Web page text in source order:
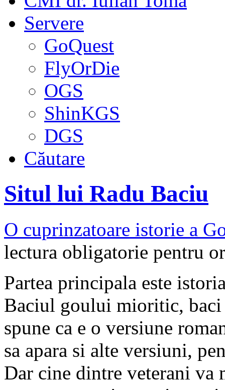
Servere
GoQuest
FlyOrDie
OGS
ShinKGS
DGS
Căutare
Situl lui Radu Baciu
O cuprinzatoare istorie a
lectura obligatorie pentru
Partea principala este
Baciul goului mioritic,
spune ca e o versiune
sa apara si alte versiuni,
Dar cine dintre veterani va